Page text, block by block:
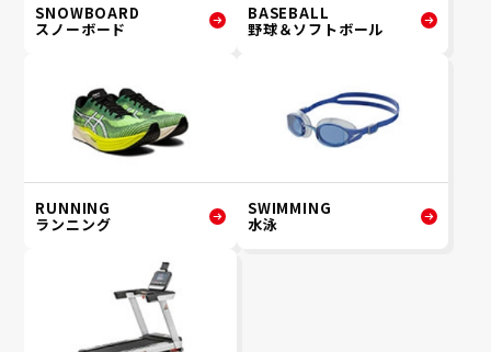
SNOWBOARD
スノーボード
BASEBALL
野球＆ソフトボール
RUNNING
ランニング
SWIMMING
水泳